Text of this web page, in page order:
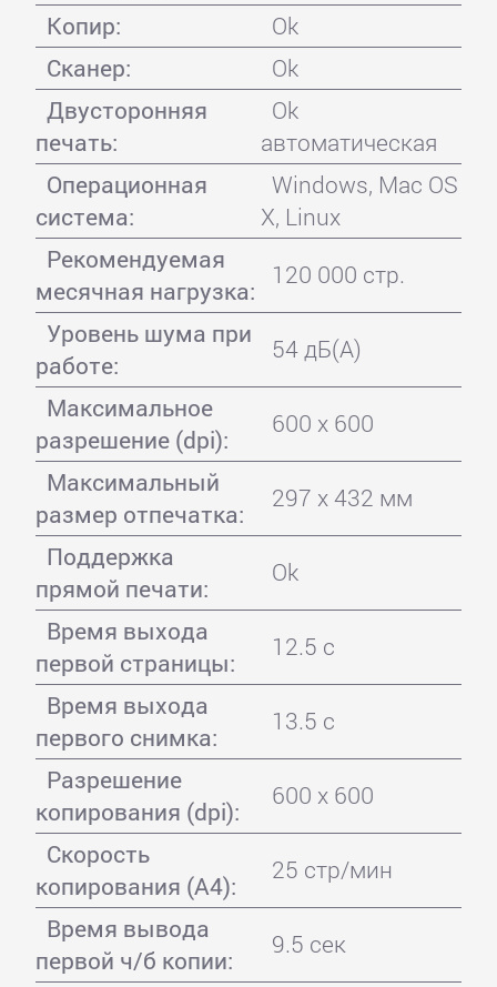
Копир:
Ok
Сканер:
Ok
Двусторонняя
печать:
Ok
автоматическая
Операционная
система:
Windows, Mac OS
X, Linux
Рекомендуемая
месячная нагрузка:
120 000 стр.
Уровень шума при
работе:
54 дБ(А)
Максимальное
разрешение (dpi):
600 x 600
Максимальный
размер отпечатка:
297 x 432 мм
Поддержка
прямой печати:
Ok
Время выхода
первой страницы:
12.5 с
Время выхода
первого снимка:
13.5 с
Разрешение
копирования (dpi):
600 x 600
Скорость
копирования (A4):
25 стр/мин
Время вывода
первой ч/б копии:
9.5 сек